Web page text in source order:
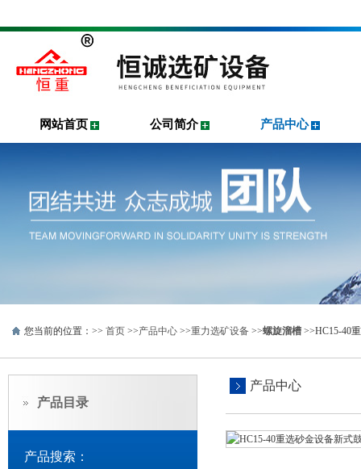
网站首页 公司简介 产品中心
您当前的位置：>> 首页 >>产品中心 >>重力选矿设备 >>螺旋溜槽 >>HC15-40
产品目录
产品搜索：
产品中心